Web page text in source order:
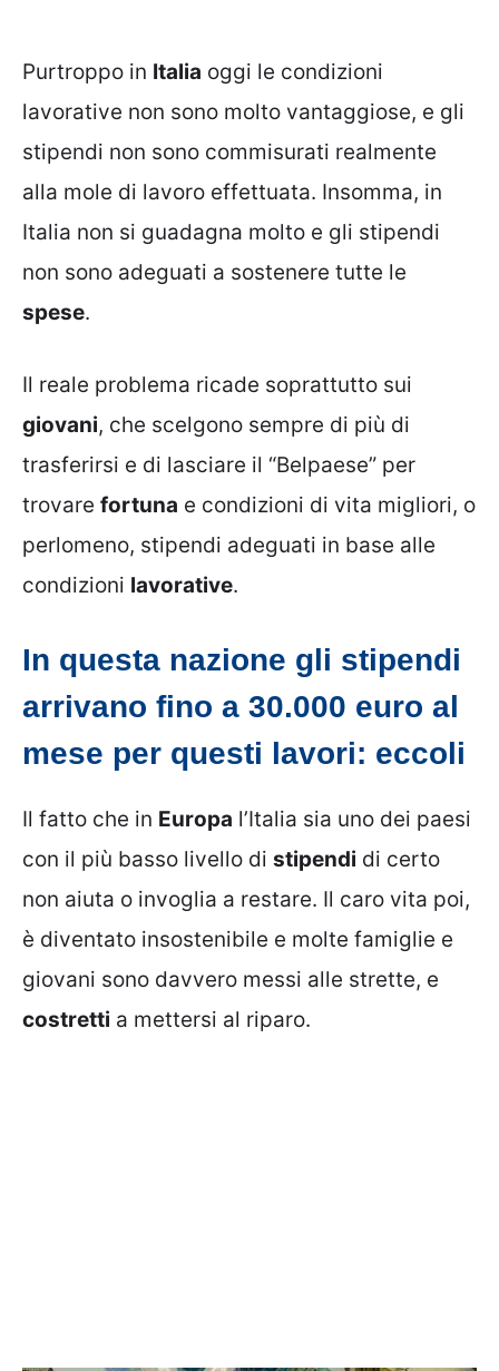
Purtroppo in Italia oggi le condizioni
lavorative non sono molto vantaggiose, e gli
stipendi non sono commisurati realmente
alla mole di lavoro effettuata. Insomma, in
Italia non si guadagna molto e gli stipendi
non sono adeguati a sostenere tutte le
spese.
Il reale problema ricade soprattutto sui
giovani, che scelgono sempre di più di
trasferirsi e di lasciare il “Belpaese” per
trovare fortuna e condizioni di vita migliori, o
perlomeno, stipendi adeguati in base alle
condizioni lavorative.
In questa nazione gli stipendi
arrivano fino a 30.000 euro al
mese per questi lavori: eccoli
Il fatto che in Europa l’Italia sia uno dei paesi
con il più basso livello di stipendi di certo
non aiuta o invoglia a restare. Il caro vita poi,
è diventato insostenibile e molte famiglie e
giovani sono davvero messi alle strette, e
costretti a mettersi al riparo.